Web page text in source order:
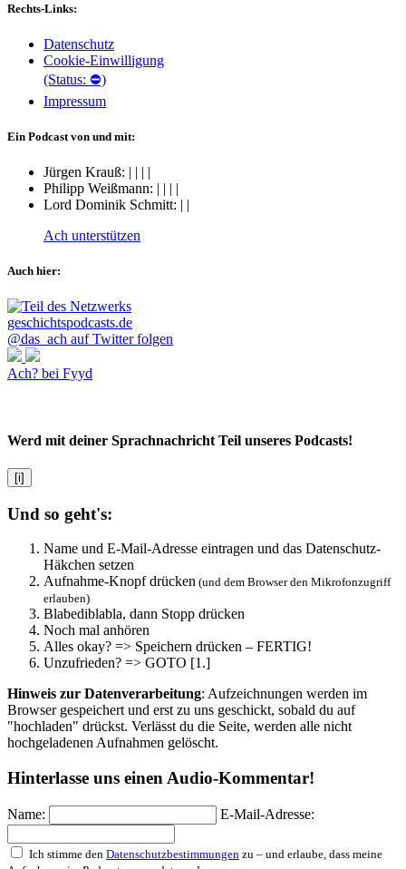
Rechts-Links:
Datenschutz
Cookie-Einwilligung
(Status: ⛔)
Impressum
Ein Podcast von und mit:
Jürgen Krauß: | | | |
Philipp Weißmann: | | | |
Lord Dominik Schmitt: | |
Ach unterstützen
Auch hier:
@das_ach auf Twitter folgen
Ach? bei Fyyd
Werd mit deiner Sprachnachricht Teil unseres Podcasts!
[i]
Und so geht's:
Name und E-Mail-Adresse eintragen und das Datenschutz-
Häkchen setzen
Aufnahme-Knopf drücken (und dem Browser den Mikrofonzugriff
erlauben)
Blabediblabla, dann Stopp drücken
Noch mal anhören
Alles okay? => Speichern drücken – FERTIG!
Unzufrieden? => GOTO [1.]
Hinweis zur Datenverarbeitung: Aufzeichnungen werden im
Browser gespeichert und erst zu uns geschickt, sobald du auf
"hochladen" drückst. Verlässt du die Seite, werden alle nicht
hochgeladenen Aufnahmen gelöscht.
Hinterlasse uns einen Audio-Kommentar!
Name: E-Mail-Adresse:
Ich stimme den Datenschutzbestimmungen zu – und erlaube, dass meine